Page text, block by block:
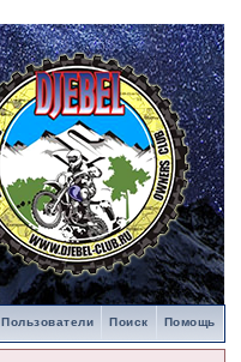
Помощь
Поиск
Пользователи